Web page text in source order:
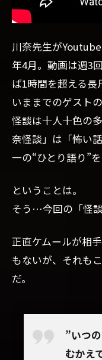
■”四
谷怪
蘇ら
4
岩さ
ん」が
代のタ
バコ事
5
■
た
こ
商
人
と
謎
川奈先生がYoutube
年4月。動画は週3
ば1時間を超える長
いままでのゲスト
怪談は十人十色の
奈怪談」は「怖い
一の“ひとり語り”を
ということは。
そう…今回の「怪
正直ケムールが相
もないが、それも
だ。
”いつ
むかえ